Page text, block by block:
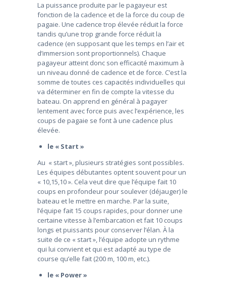
La puissance produite par le pagayeur est
fonction de la cadence et de la force du coup de
pagaie. Une cadence trop élevée réduit la force
tandis qu’une trop grande force réduit la
cadence (en supposant que les temps en l’air et
d’immersion sont proportionnels). Chaque
pagayeur atteint donc son efficacité maximum à
un niveau donné de cadence et de force. C’est la
somme de toutes ces capacités individuelles qui
va déterminer en fin de compte la vitesse du
bateau. On apprend en général à pagayer
lentement avec force puis avec l’expérience, les
coups de pagaie se font à une cadence plus
élevée.
le «Start »
Au « start », plusieurs stratégies sont possibles.
Les équipes débutantes optent souvent pour un
« 10,15,10 ». Cela veut dire que l’équipe fait 10
coups en profondeur pour soulever (déjauger) le
bateau et le mettre en marche. Par la suite,
l’équipe fait 15 coups rapides, pour donner une
certaine vitesse à l’embarcation et fait 10 coups
longs et puissants pour conserver l’élan. À la
suite de ce « start », l’équipe adopte un rythme
qui lui convient et qui est adapté au type de
course qu’elle fait (200 m, 100 m, etc.).
le « Power »